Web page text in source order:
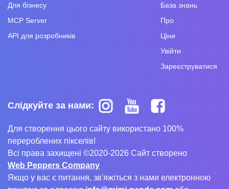
Для бізнесу
MCP Server
API для розробників
База знань
Про
Ціни
Увійти
Зареєструватися
Слідкуйте за нами:
Для створення цього сайту використано 100%
перероблених пікселів!
Всі права захищені ©2020-2026 Сайт створено
Web Peppers Company
Якщо у вас є питання, зв'яжіться з нами електронною